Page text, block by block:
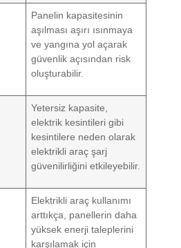
Panelin kapasitesinin
aşılması aşırı ısınmaya
ve yangına yol açarak
güvenlik açısından risk
oluşturabilir.
Yetersiz kapasite,
elektrik kesintileri gibi
kesintilere neden olarak
elektrikli araç şarj
güvenilirliğini etkileyebilir.
Elektrikli araç kullanımı
arttıkça, panellerin daha
yüksek enerji taleplerini
karşılamak için